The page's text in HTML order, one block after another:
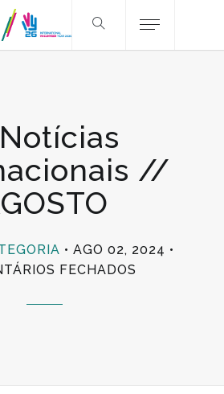
//
AGO 02, 2024
FECHADOS